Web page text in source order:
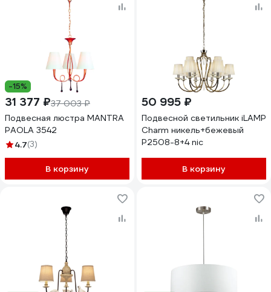
-15%
31 377 ₽37 003 ₽
Подвесная люстра MANTRA
PAOLA 3542
4.7(3)
В корзину
50 995 ₽
Подвесной светильник iLAMP
Charm никель+бежевый
P2508-8+4 nic
В корзину